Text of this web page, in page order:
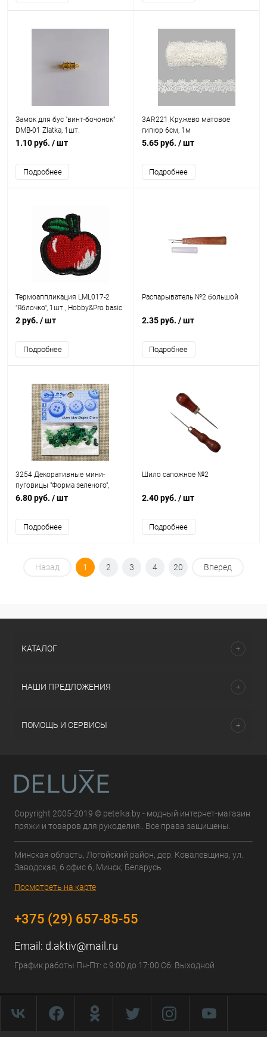
Замок для бус "винт-бочонок"
DMB-01 Zlatka, 1шт.
1.10 руб. / шт
Подробнее
3AR221 Кружево матовое
гипюр 6см, 1м
5.65 руб. / шт
Подробнее
Термоаппликация LML017-2
"Яблочко", 1шт., Hobby&Pro basic
2 руб. / шт
Подробнее
Распарыватель №2 большой
2.35 руб. / шт
Подробнее
3254 Декоративные мини-
пуговицы "Форма зеленого",
Dress It Up
6.80 руб. / шт
Подробнее
Шило сапожное №2
2.40 руб. / шт
Подробнее
Назад 1 2 3 4 20 Вперед
КАТАЛОГ
НАШИ ПРЕДЛОЖЕНИЯ
ПОМОЩЬ И СЕРВИСЫ
Copyright 2005-2019 © petelka.by - модный интернет-магазин
пряжи и товаров для рукоделия.. Все права защищены.
Минская область, Логойский район, дер. Ковалевщина, ул.
Заводская, 6 офис 6, Минск, Беларусь
Посмотреть на карте
+375 (29) 657-85-55
Email: d.aktiv@mail.ru
График работы Пн-Пт: с 9:00 до 17:00 Сб: Выходной